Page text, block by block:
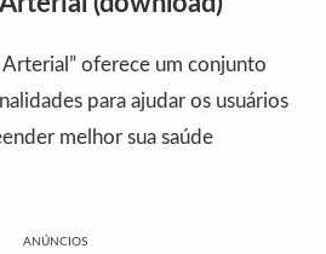
oferece um conjunto
para ajudar os usuários
melhor sua saúde
ANÚNCIOS